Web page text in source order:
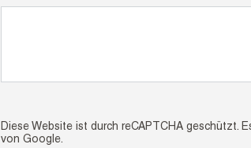
Diese Website ist durch reCAPTCHA geschützt.
von Google.